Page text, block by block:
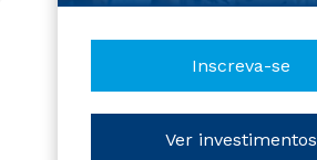
Inscreva-se
Ver investimentos